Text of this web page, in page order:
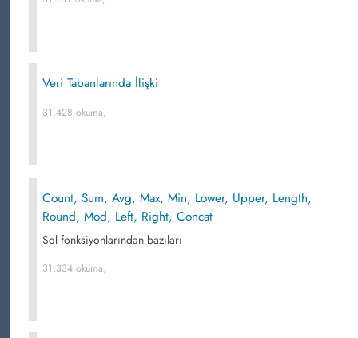
Veri Tabanlarında İlişki
31,428 okuma,
Count, Sum, Avg, Max, Min, Lower, Upper, Length,
Round, Mod, Left, Right, Concat
Sql fonksiyonlarından bazıları
31,334 okuma,